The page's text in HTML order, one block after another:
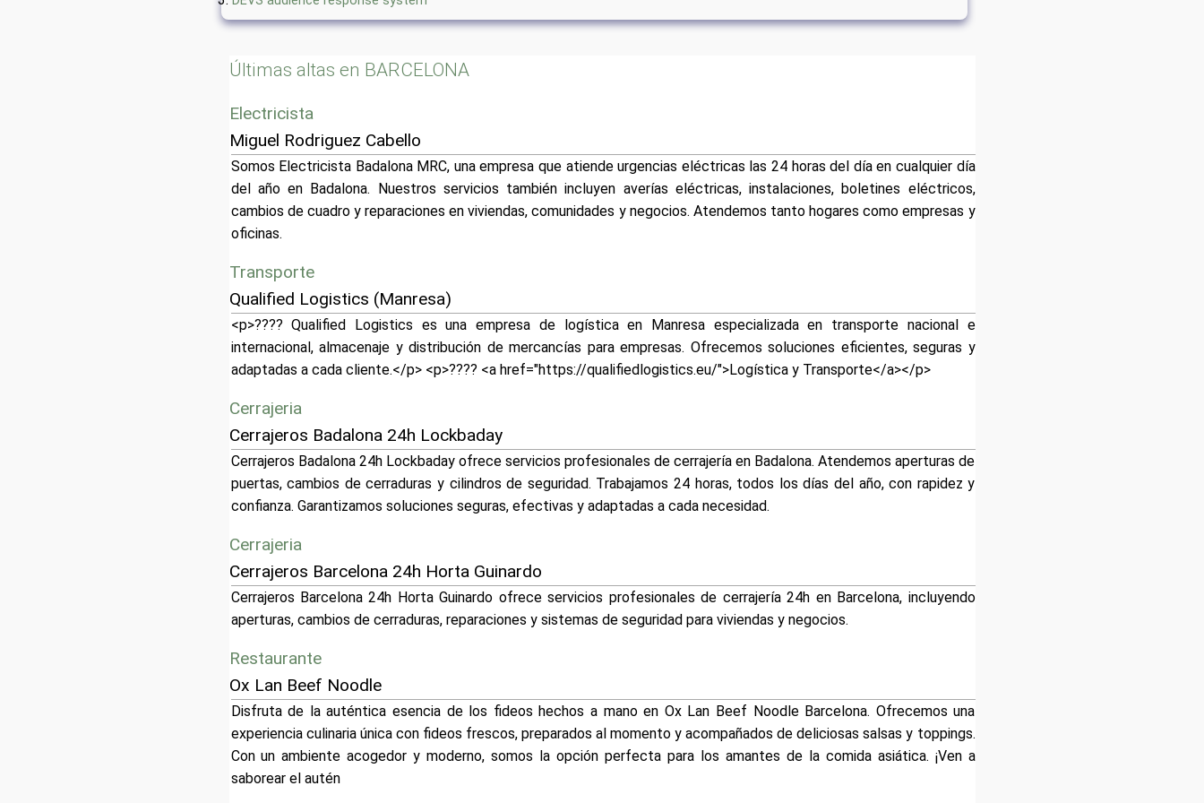
Últimas altas en BARCELONA
Electricista
Miguel Rodriguez Cabello
Somos Electricista Badalona MRC, una empresa que atiende urgencias eléctricas las 24 horas del día en cualquier día
del año en Badalona. Nuestros servicios también incluyen averías eléctricas, instalaciones, boletines eléctricos,
cambios de cuadro y reparaciones en viviendas, comunidades y negocios. Atendemos tanto hogares como empresas y
oficinas.
Transporte
Qualified Logistics (Manresa)
<p>???? Qualified Logistics es una empresa de logística en Manresa especializada en transporte nacional e
internacional, almacenaje y distribución de mercancías para empresas. Ofrecemos soluciones eficientes, seguras y
adaptadas a cada cliente.</p> <p>???? <a href="https://qualifiedlogistics.eu/">Logística y Transporte</a></p>
Cerrajeria
Cerrajeros Badalona 24h Lockbaday
Cerrajeros Badalona 24h Lockbaday ofrece servicios profesionales de cerrajería en Badalona. Atendemos aperturas de
puertas, cambios de cerraduras y cilindros de seguridad. Trabajamos 24 horas, todos los días del año, con rapidez y
confianza. Garantizamos soluciones seguras, efectivas y adaptadas a cada necesidad.
Cerrajeria
Cerrajeros Barcelona 24h Horta Guinardo
Cerrajeros Barcelona 24h Horta Guinardo ofrece servicios profesionales de cerrajería 24h en Barcelona, incluyendo
aperturas, cambios de cerraduras, reparaciones y sistemas de seguridad para viviendas y negocios.
Restaurante
Ox Lan Beef Noodle
Disfruta de la auténtica esencia de los fideos hechos a mano en Ox Lan Beef Noodle Barcelona. Ofrecemos una
experiencia culinaria única con fideos frescos, preparados al momento y acompañados de deliciosas salsas y toppings.
Con un ambiente acogedor y moderno, somos la opción perfecta para los amantes de la comida asiática. ¡Ven a
saborear el autén